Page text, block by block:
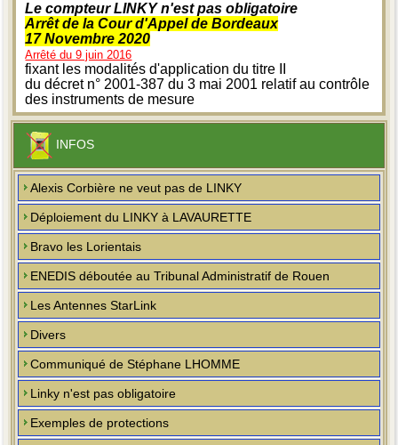
Le compteur LINKY n'est pas obligatoire
Arrêt de la Cour d'Appel de Bordeaux
17 Novembre 2020
Arrêté du 9 juin 2016
fixant les modalités d'application du titre II
du décret n° 2001-387 du 3 mai 2001 relatif au contrôle
des instruments de mesure
INFOS
Alexis Corbière ne veut pas de LINKY
Déploiement du LINKY à LAVAURETTE
Bravo les Lorientais
ENEDIS déboutée au Tribunal Administratif de Rouen
Les Antennes StarLink
Divers
Communiqué de Stéphane LHOMME
Linky n'est pas obligatoire
Exemples de protections